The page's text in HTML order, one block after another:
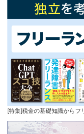
[特集]税金の基礎知識から